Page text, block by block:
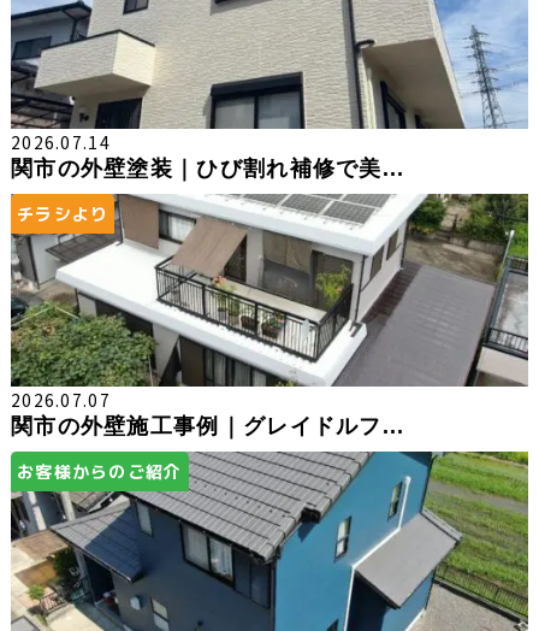
2026.07.14
関市の外壁塗装｜ひび割れ補修で美...
チラシより
2026.07.07
関市の外壁施工事例｜グレイドルフ...
お客様からのご紹介